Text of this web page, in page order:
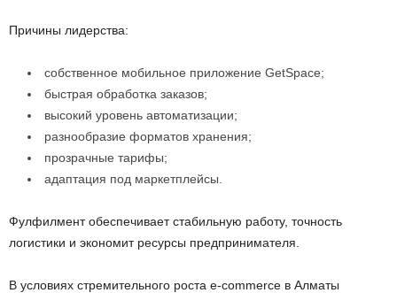
Причины лидерства:
собственное мобильное приложение GetSpace;
быстрая обработка заказов;
высокий уровень автоматизации;
разнообразие форматов хранения;
прозрачные тарифы;
адаптация под маркетплейсы.
Фулфилмент обеспечивает стабильную работу, точность
логистики и экономит ресурсы предпринимателя.
В условиях стремительного роста e-commerce в Алматы